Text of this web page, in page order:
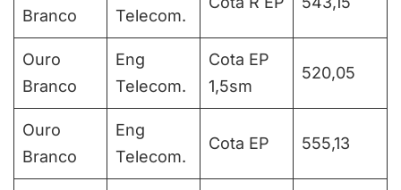
Branco
Telecom.
Ouro
Branco
Eng
Telecom.
Cota EP
1,5sm
520,05
Ouro
Branco
Eng
Telecom.
Cota EP 555,13